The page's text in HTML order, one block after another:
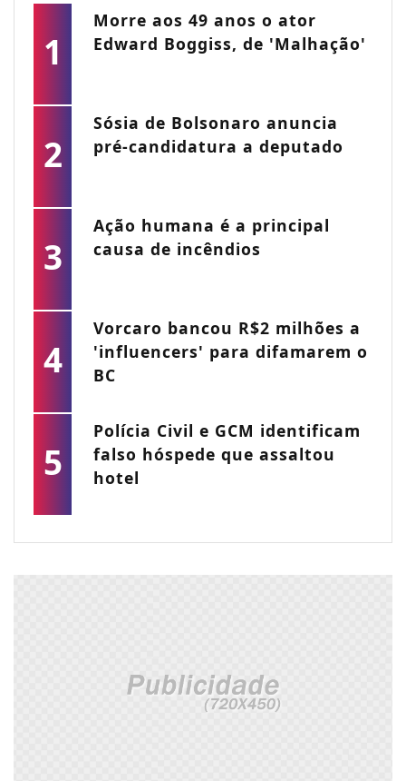
1
Morre aos 49 anos o ator
Edward Boggiss, de 'Malhação'
2
Sósia de Bolsonaro anuncia
pré-candidatura a deputado
3
Ação humana é a principal
causa de incêndios
4
Vorcaro bancou R$2 milhões a
'influencers' para difamarem o
BC
5
Polícia Civil e GCM identificam
falso hóspede que assaltou
hotel